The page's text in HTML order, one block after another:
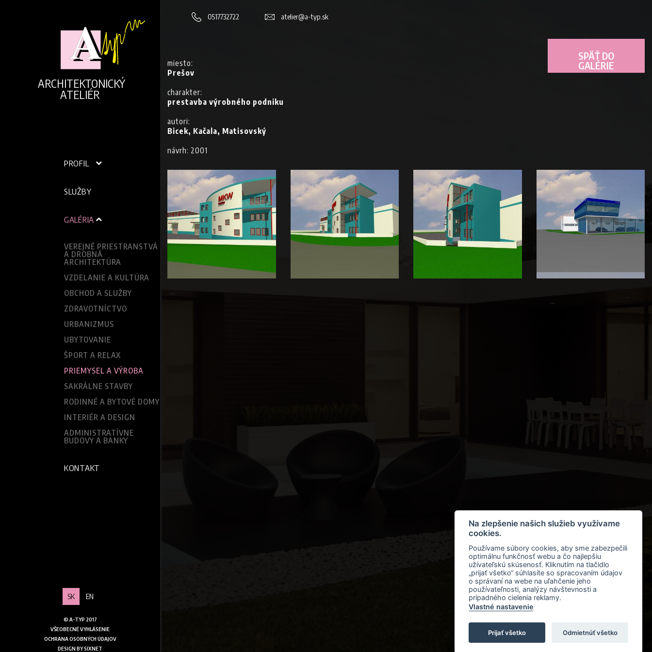
ARCHITEKTONICKÝ
ATELIÉR
PROFIL
SLUŽBY
GALÉRIA
VEREJNÉ PRIESTRANSTVÁ
A DROBNÁ
ARCHITEKTÚRA
VZDELANIE A KULTÚRA
OBCHOD A SLUŽBY
ZDRAVOTNÍCTVO
URBANIZMUS
UBYTOVANIE
ŠPORT A RELAX
PRIEMYSEL A VÝROBA
SAKRÁLNE STAVBY
RODINNÉ A BYTOVÉ DOMY
INTERIÉR A DESIGN
ADMINISTRATÍVNE
BUDOVY A BANKY
KONTAKT
SK EN
© A-TYP 2017
VŠEOBECNÉ VYHLÁSENIE
OCHRANA OSOBNÝCH ÚDAJOV
DESIGN BYSIXNET
0517732722 atelier@a-typ.sk
miesto:
Prešov
charakter:
prestavba výrobného podniku
autori:
Bicek, Kačala, Matisovský
návrh: 2001
SPÄŤ DO
GALÉRIE
Na zlepšenie našich služieb využívame
cookies.
Používame súbory cookies, aby sme zabezpečili
optimálnu funkčnosť webu a čo najlepšiu
užívateľskú skúsenosť. Kliknutím na tlačidlo
„prijať všetko“ súhlasíte so spracovaním údajov
o správaní na webe na uľahčenie jeho
používateľnosti, analýzy návštevnosti a
prípadného cielenia reklamy.
Vlastné nastavenie
Prijať všetko Odmietnúť všetko